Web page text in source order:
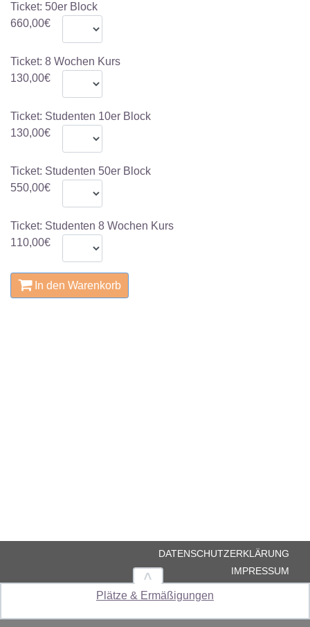
Plätze & Ermäßigungen
Ticket: 50er Block
660,00€
Ticket: 8 Wochen Kurs
130,00€
Ticket: Studenten 10er Block
130,00€
Ticket: Studenten 50er Block
550,00€
Ticket: Studenten 8 Wochen Kurs
110,00€
In den Warenkorb
DATENSCHUTZERKLÄRUNG
IMPRESSUM
GESCHÄFTSBEDINGUNGEN